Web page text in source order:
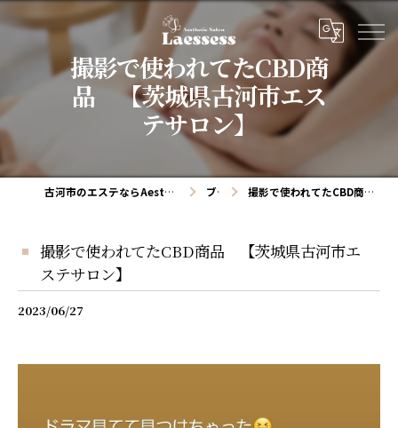
撮影で使われてたCBD商
品 【茨城県古河市エス
テサロン】
古河市のエステならAesthetic salon Laessess(ラエッセス) ブログ 撮影で使われてたCBD商品 【茨城県古河市エステサロン】
撮影で使われてたCBD商品 【茨城県古河市エ
ステサロン】
2023/06/27